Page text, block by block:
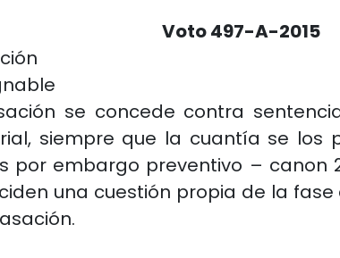
Voto 497-A-2015
se concede contra
siempre que la cuantía se los
por embargo preventivo – canon
una cuestión propia de la